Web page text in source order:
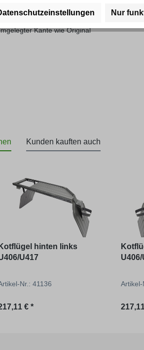
Kante wie Original
Kunden kauften auch
Kotflügel hinten links
U417
Nr.: 41136
Preis:
€ *
U406/
Artikel-
Nur